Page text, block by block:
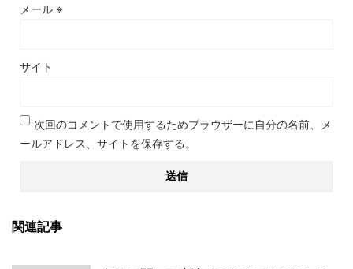
メール ※
サイト
次回のコメントで使用するためブラウザーに自分の名前、メ
ールアドレス、サイトを保存する。
関連記事